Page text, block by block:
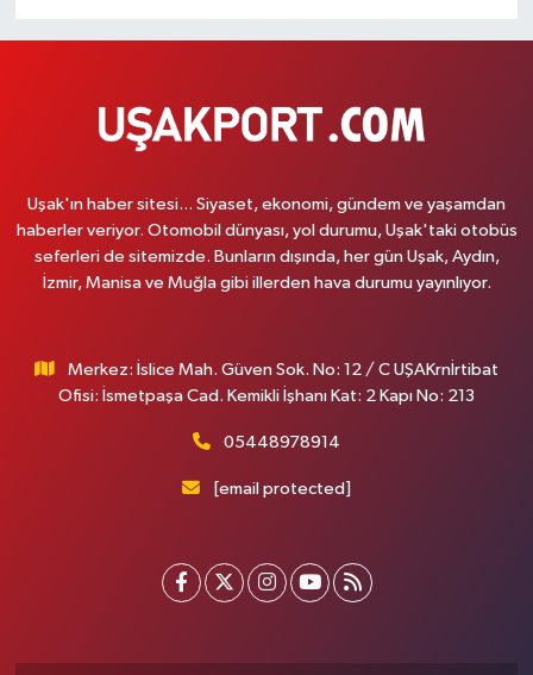
Uşak'ın haber sitesi... Siyaset, ekonomi, gündem ve yaşamdan
haberler veriyor. Otomobil dünyası, yol durumu, Uşak'taki otobüs
seferleri de sitemizde. Bunların dışında, her gün Uşak, Aydın,
İzmir, Manisa ve Muğla gibi illerden hava durumu yayınlıyor.
Merkez: İslice Mah. Güven Sok. No: 12 / C UŞAKrnİrtibat
Ofisi: İsmetpaşa Cad. Kemikli İşhanı Kat: 2 Kapı No: 213
05448978914
[email protected]